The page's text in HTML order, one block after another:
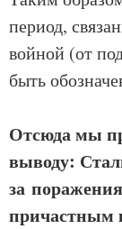
период,
войной (от
быть
Отсюда мы
выводу:
за
причастным